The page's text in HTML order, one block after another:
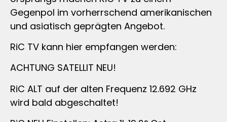
Gegenpol im vorherrschend amerikanischen
und asiatisch geprägten Angebot.
RiC TV kann hier empfangen werden:
ACHTUNG SATELLIT NEU!
RiC ALT auf der alten Frequenz 12.692 GHz
wird bald abgeschaltet!